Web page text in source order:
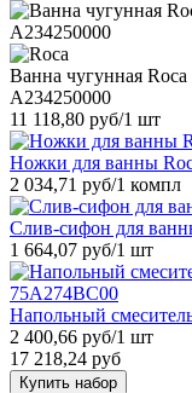
Ванна чугунная
A234250000
11 118,80 руб/1 шт
Ножки для ванны
2 034,71 руб/1 компл
Слив-сифон для
1 664,07 руб/1 шт
Напольный
2 400,66 руб/1 шт
17 218,24 руб
Купить набор